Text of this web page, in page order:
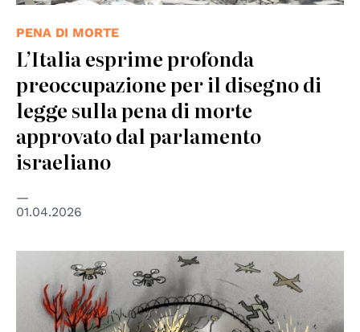
PENA DI MORTE
L’Italia esprime profonda
preoccupazione per il disegno di
legge sulla pena di morte
approvato dal parlamento
israeliano
01.04.2026
© Orbita creatives